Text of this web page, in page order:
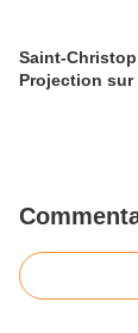
Saint-
Projection sur